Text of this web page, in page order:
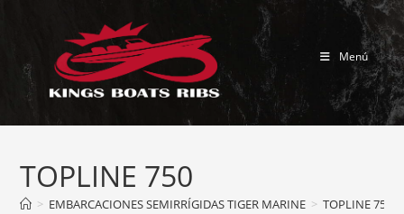
contenido
Menú
TOPLINE 750
> EMBARCACIONES SEMIRRÍGIDAS TIGER MARINE > TOPLINE 750